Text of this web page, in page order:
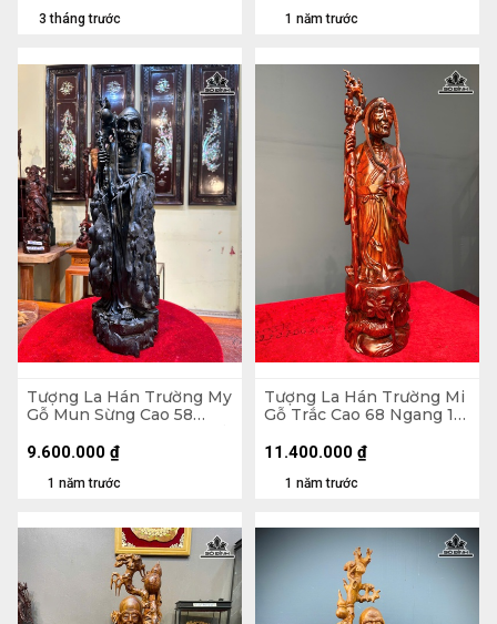
3 tháng trước 1 năm trước
Tượng La Hán Trường My
Gỗ Mun Sừng Cao 58
Gỗ Trắc 9,5 Vuông 22
1 năm trước
9.600.000 ₫
Tượng La Hán Trường Mi
Gỗ Trắc Cao 68 Ngang 16
1 năm trước
11.400.000 ₫